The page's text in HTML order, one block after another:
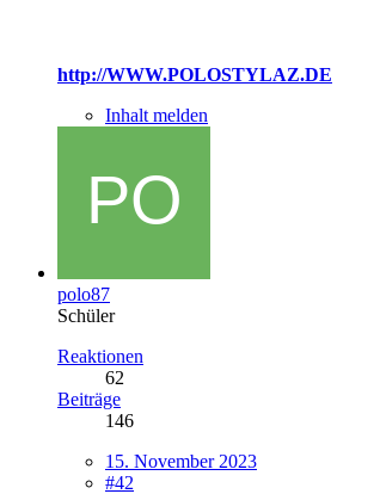
http://WWW.POLOSTYLAZ.DE
Inhalt melden
polo87
Schüler
Reaktionen
62
Beiträge
146
15. November 2023
#42